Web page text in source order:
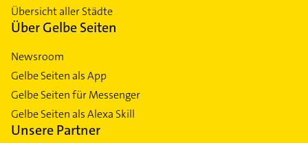
Übersicht aller Städte
Über Gelbe Seiten
Newsroom
Gelbe Seiten als App
Gelbe Seiten für Messenger
Gelbe Seiten als Alexa Skill
Unsere Partner